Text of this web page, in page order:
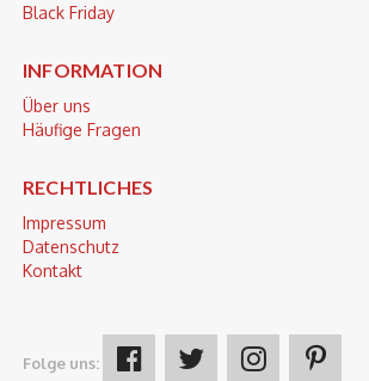
Black Friday
INFORMATION
Über uns
Häufige Fragen
RECHTLICHES
Impressum
Datenschutz
Kontakt
Folge uns: